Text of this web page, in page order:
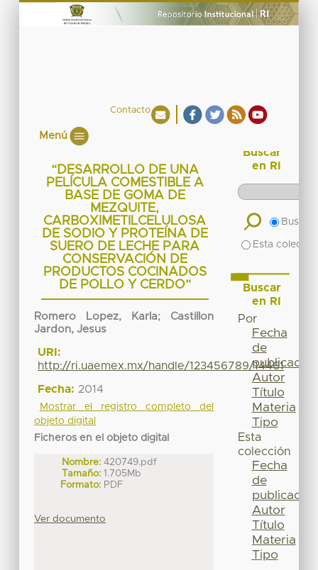
Contacto
Menú
“DESARROLLO DE UNA
PELÍCULA COMESTIBLE A
BASE DE GOMA DE
MEZQUITE,
CARBOXIMETILCELULOSA
DE SODIO Y PROTEÍNA DE
SUERO DE LECHE PARA
CONSERVACIÓN DE
PRODUCTOS COCINADOS
DE POLLO Y CERDO”
Romero Lopez, Karla; Castillon
Jardon, Jesus
URI:
http://ri.uaemex.mx/handle/123456789/14461
Fecha: 2014
Mostrar el registro completo del
objeto digital
Ficheros en el objeto digital
Nombre: 420749.pdf
Tamaño: 1.705Mb
Formato: PDF
Ver documento
Buscar
en RI
Buscar
Esta
Buscar
en RI
Por
Fecha
de
publicación
Autor
Título
Materia
Tipo
Esta
colección
Fecha
de
publicación
Autor
Título
Materia
Tipo